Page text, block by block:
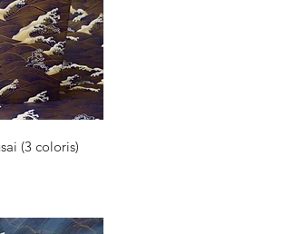
(3 coloris)